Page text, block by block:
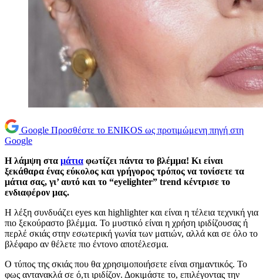
Google Προσθέστε το ENIKOS ως προτιμώμενη πηγή στη
Google
Η λάμψη στα μάτια φωτίζει πάντα το βλέμμα! Κι είναι
ξεκάθαρα ένας εύκολος και γρήγορος τρόπος να τονίσετε τα
μάτια σας, γι’ αυτό και το “eyelighter” trend κέντρισε το
ενδιαφέρον μας.
Η λέξη συνδυάζει eyes και highlighter και είναι η τέλεια τεχνική για
πιο ξεκούραστο βλέμμα. Το μυστικό είναι η χρήση ιριδίζουσας ή
περλέ σκιάς στην εσωτερική γωνία των ματιώv, αλλά και σε όλο το
βλέφαρο αν θέλετε πιο έντονο αποτέλεσμα.
Ο τύπος της σκιάς που θα χρησιμοποιήσετε είναι σημαντικός. Το
φως αντανακλά σε ό,τι ιριδίζον. Δοκιμάστε το, επιλέγοντας την